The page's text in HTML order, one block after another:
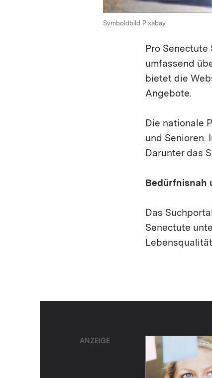
Symboldbild Pixabay.
Pro
umfassend
bietet die
Angebote.
Die nationale
und Senioren.
Darunter das
Bedürfnisnah
Das
Senectute
ANZEIGE